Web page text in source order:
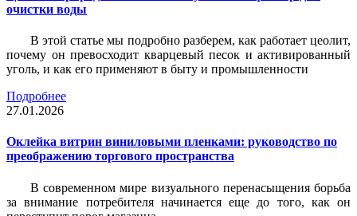
очистки воды
В этой статье мы подробно разберем, как работает цеолит,
почему он превосходит кварцевый песок и активированный
уголь, и как его применяют в быту и промышленности
Подробнее
27.01.2026
Оклейка витрин виниловыми пленками: руководство по
преображению торгового пространства
В современном мире визуального перенасыщения борьба
за внимание потребителя начинается еще до того, как он